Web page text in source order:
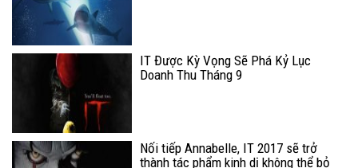
IT Được Kỳ Vọng Sẽ Phá Kỷ Lục
Doanh Thu Tháng 9
Nối tiếp Annabelle, IT 2017 sẽ trở
thành tác phẩm kinh dị không thể bỏ